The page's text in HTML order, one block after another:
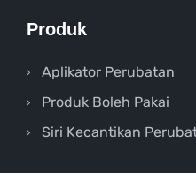
Produk
Aplikator Perubatan
Produk Boleh Pakai
Siri Kecantikan